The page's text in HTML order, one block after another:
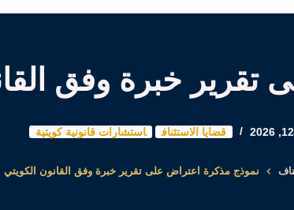
خبرة وفق
قضايا الاستئناف استشارات قانونية كويتية
نموذج مذكرة اعتراض على تقرير خبرة وفق القانون الكويتي